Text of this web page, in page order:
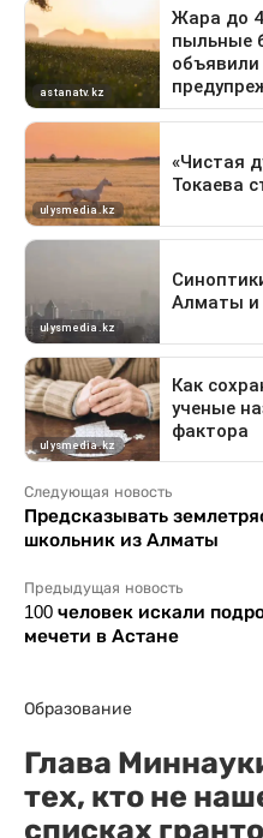
Следующая новость
Предсказывать
школьник из Алматы
Предыдущая новость
100 человек искали
мечети в Астане
Образование
Глава
тех, кто не
списках